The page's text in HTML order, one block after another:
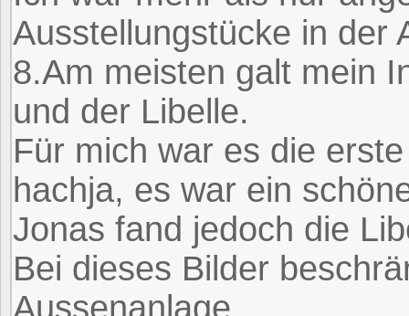
Ausstellungstücke in der
8.Am meisten galt mein
und der Libelle.
Für mich war es die
hachja, es war ein
Jonas fand jedoch die
Bei dieses Bilder
Aussenanlage.